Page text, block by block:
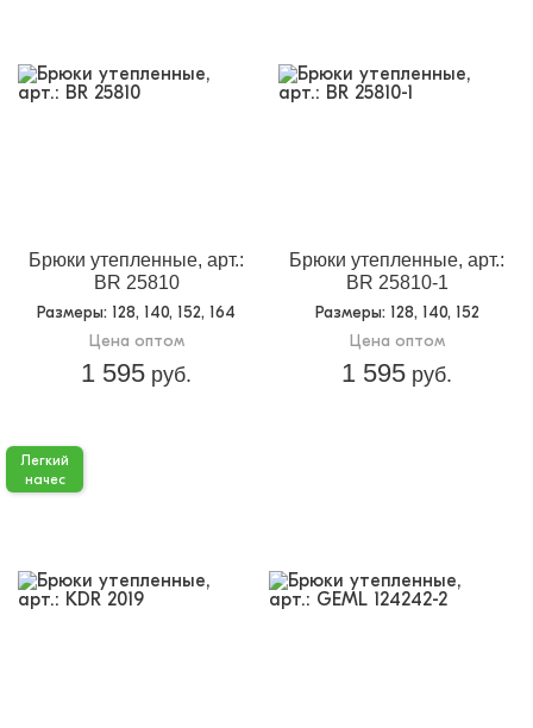
Брюки утепленные, арт.:
BR 25810
Размеры: 128, 140, 152, 164
Цена оптом
1 595 руб.
Брюки утепленные, арт.:
BR 25810-1
Размеры: 128, 140, 152
Цена оптом
1 595 руб.
Легкий
начес